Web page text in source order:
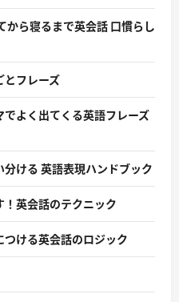
から寝るまで英会話 口慣らし
とフレーズ
でよく出てくる英語フレーズ
分ける 英語表現ハンドブック
！英会話のテクニック
つける英会話のロジック